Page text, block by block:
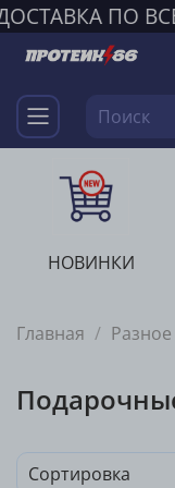
ПО
НОВИНКИ
Главная Разное